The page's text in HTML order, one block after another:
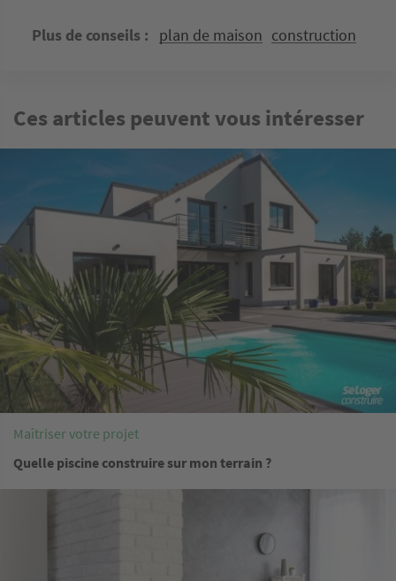
Plus de conseils plan de maison construction
Ces articles peuvent vous intéresser
Maîtriser votre projet
Quelle piscine construire sur mon terrain ?